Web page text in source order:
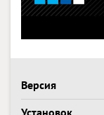
Версия
Установок